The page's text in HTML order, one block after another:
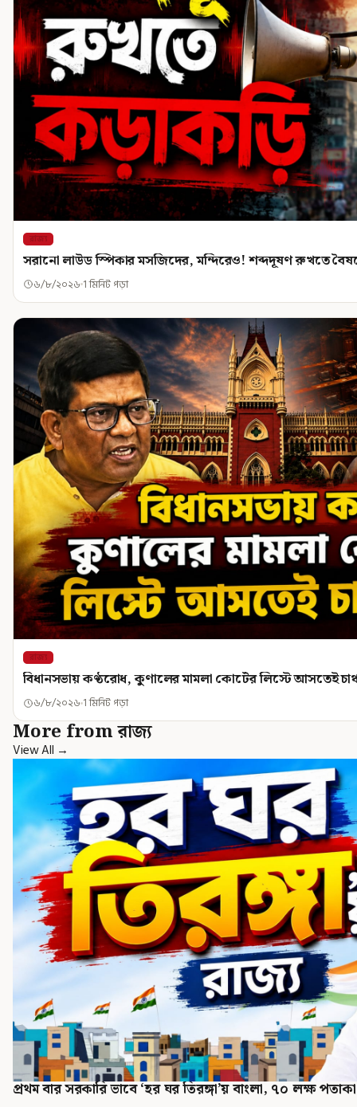
রাজ্য
সরানো লাউড স্পিকার মসজিদের, মন্দিরেও! শব্দদূষণ রুখতে
৬/৮/২০২৬ 1 মিনিট পড়া
রাজ্য
বিধানসভায় কণ্ঠরোধ, কুণালের মামলা কোর্টের লিস্টে আসতেই
৬/৮/২০২৬ 1 মিনিট পড়া
More from রাজ্য
View All →
প্রথম বার সরকারি ভাবে ‘হর ঘর তিরঙ্গা’য় বাংলা, ৭০ লক্ষ